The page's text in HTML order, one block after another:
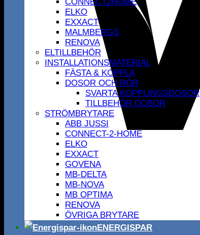
ELKO
EXXACT
MALMBERGS
RENOVA
ELTILLBEHÖR
INSTALLATIONSMATERIAL
FÄSTA & KOPPLA
DOSOR OCH RÖR
SVARTA KOPPLINGSDOSOR
TILLBEHÖR DOSOR
STRÖMBRYTARE
ABB JUSSI
CONNECT-2-HOME
ELKO
EXXACT
GOVENA
MB-DELTA
MB-NOVA
MB OPTIMA
RENOVA
ÖVRIGA BRYTARE
ENERGISPAR